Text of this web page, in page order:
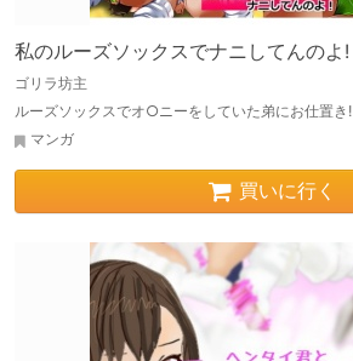
私のルーズソックスでナニしてんのよ!
ゴリラ坊主
ルーズソックスでオ○ニーをしていた弟にお仕置き!
マンガ
買いに行く